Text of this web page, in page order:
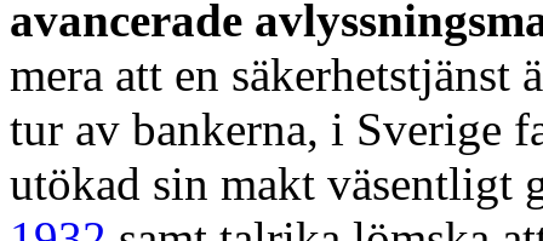
avancerade
mera att en
tur av bankerna, i Sverige
utökad sin makt väsentligt